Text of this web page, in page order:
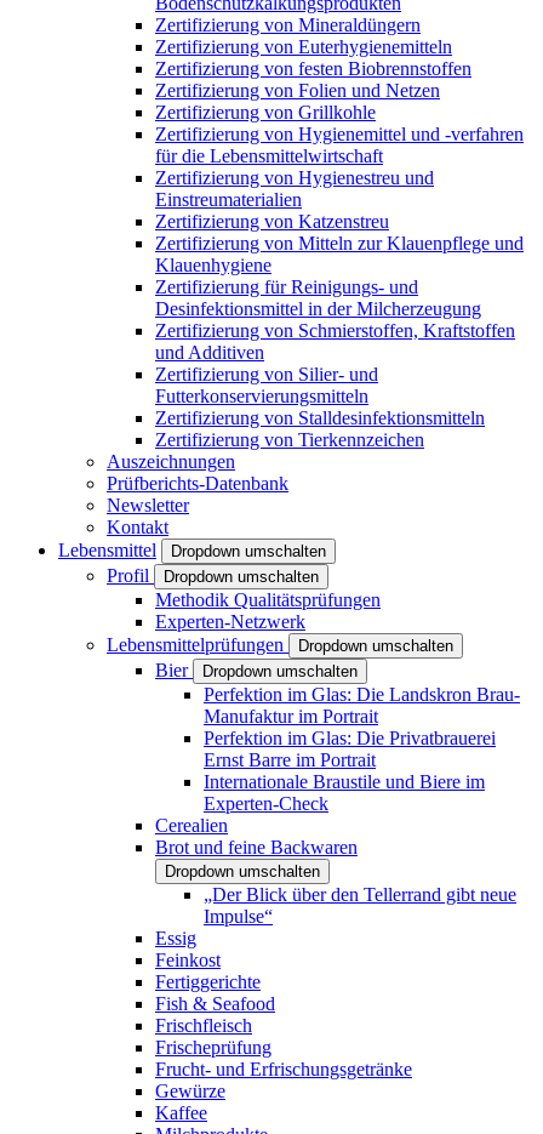
Zertifizierung von Mineraldüngern
Zertifizierung von Euterhygienemitteln
Zertifizierung von festen Biobrennstoffen
Zertifizierung von Folien und Netzen
Zertifizierung von Grillkohle
Zertifizierung von Hygienemittel und -verfahren
für die Lebensmittelwirtschaft
Zertifizierung von Hygienestreu und
Einstreumaterialien
Zertifizierung von Katzenstreu
Zertifizierung von Mitteln zur Klauenpflege und
Klauenhygiene
Zertifizierung für Reinigungs- und
Desinfektionsmittel in der Milcherzeugung
Zertifizierung von Schmierstoffen, Kraftstoffen
und Additiven
Zertifizierung von Silier- und
Futterkonservierungsmitteln
Zertifizierung von Stalldesinfektionsmitteln
Zertifizierung von Tierkennzeichen
Auszeichnungen
Prüfberichts-Datenbank
Newsletter
Kontakt
Lebensmittel
Dropdown umschalten
Profil Dropdown umschalten
Methodik Qualitätsprüfungen
Experten-Netzwerk
Lebensmittelprüfungen
Dropdown umschalten
Bier Dropdown umschalten
Perfektion im Glas: Die Landskron Brau-
Manufaktur im Portrait
Perfektion im Glas: Die Privatbrauerei
Ernst Barre im Portrait
Internationale Braustile und Biere im
Experten-Check
Cerealien
Brot und feine Backwaren
Dropdown umschalten
„Der Blick über den Tellerrand gibt neue
Impulse“
Essig
Feinkost
Fertiggerichte
Fish & Seafood
Frischfleisch
Frischeprüfung
Frucht- und Erfrischungsgetränke
Gewürze
Kaffee